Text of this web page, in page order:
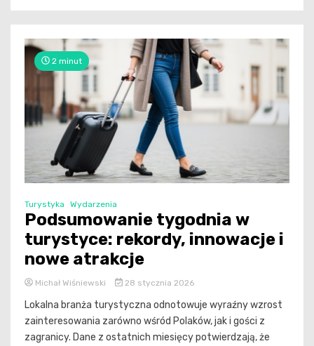
2 minut
Turystyka Wydarzenia
Podsumowanie tygodnia w
turystyce: rekordy, innowacje i
nowe atrakcje
Michał Wiśniewski 28 stycznia 2026
Lokalna branża turystyczna odnotowuje wyraźny wzrost
zainteresowania zarówno wśród Polaków, jak i gości z
zagranicy. Dane z ostatnich miesięcy potwierdzają, że